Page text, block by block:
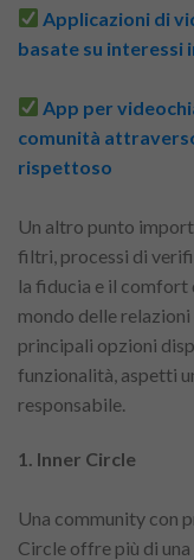
Applicazioni di
basate su interessi
App per
comunità
rispettoso
Un altro punto
filtri, processi di
la fiducia e il comfort
mondo delle
principali opzioni
funzionalità, aspetti
responsabile.
1. Inner Circle
Una community con
Circle offre più di